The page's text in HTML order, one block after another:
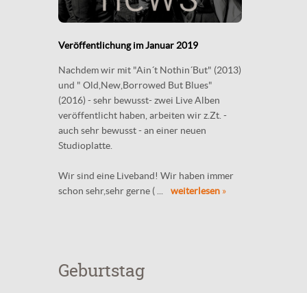
Veröffentlichung im Januar 2019
Nachdem wir mit "Ain´t Nothin´But" (2013)
und " Old,New,Borrowed But Blues"
(2016) - sehr bewusst- zwei Live Alben
veröffentlicht haben, arbeiten wir z.Zt. -
auch sehr bewusst - an einer neuen
Studioplatte.
Wir sind eine Liveband! Wir haben immer
schon sehr,sehr gerne ( ...
weiterlesen »
Geburtstag